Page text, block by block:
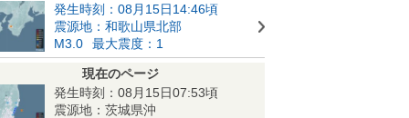
発生時刻：08月15日14:46頃
震源地：和歌山県北部
M3.0
最大震度：1
現在のページ
発生時刻：08月15日07:53頃
震源地：茨城県沖